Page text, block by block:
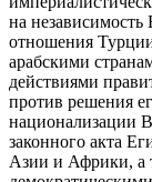
на независимость
отношения
арабскими
действиями
против решения
национализации
законного акта
Азии и Африки, а